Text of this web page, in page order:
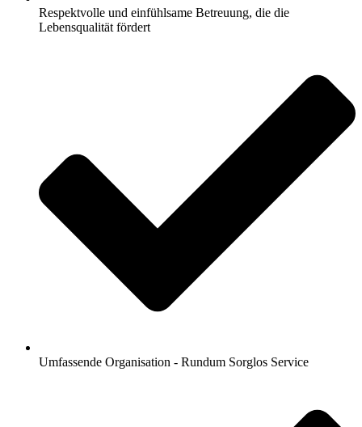
Respektvolle und einfühlsame Betreuung, die die
Lebensqualität fördert
Umfassende Organisation - Rundum Sorglos Service